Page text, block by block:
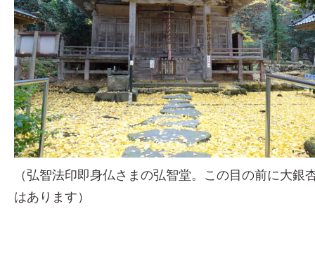
（弘智法印即身仏さまの弘智堂。この目の前に大銀
はあります）